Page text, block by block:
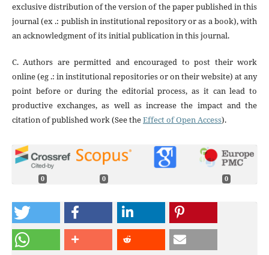
exclusive distribution of the version of the paper published in this
journal (ex .: publish in institutional repository or as a book), with
an acknowledgment of its initial publication in this journal.
C. Authors are permitted and encouraged to post their work
online (eg .: in institutional repositories or on their website) at any
point before or during the editorial process, as it can lead to
productive exchanges, as well as increase the impact and the
citation of published work (See theEffect of Open Access).
0 0 0